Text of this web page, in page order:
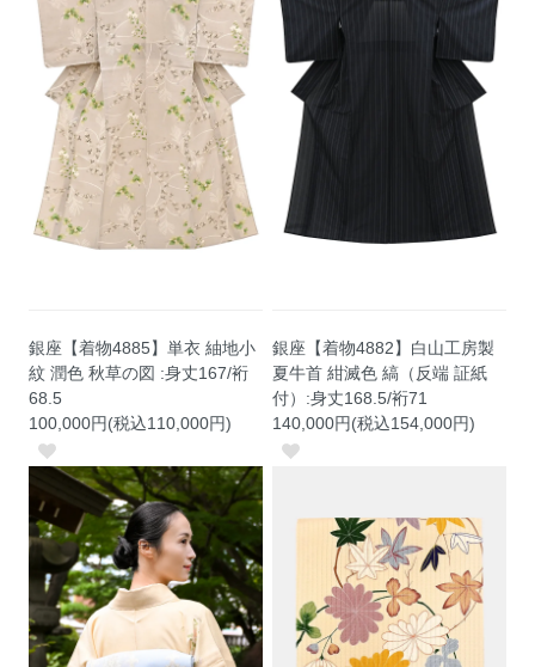
銀座【着物4885】単衣 紬地小
紋 潤色 秋草の図 :身丈167/裄
68.5
100,000円(税込110,000円)
銀座【着物4882】白山工房製
夏牛首 紺滅色 縞（反端 証紙
付）:身丈168.5/裄71
140,000円(税込154,000円)